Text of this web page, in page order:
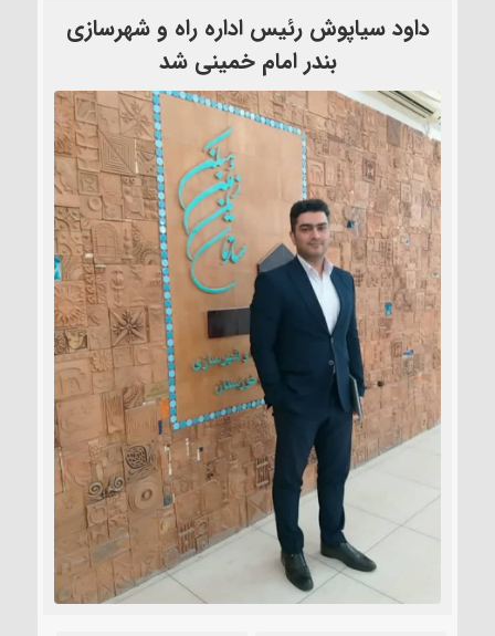
داود سیاپوش رئیس اداره راه و شهرسازی
بندر امام خمینی شد